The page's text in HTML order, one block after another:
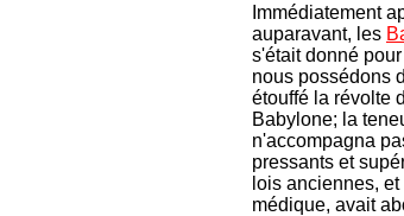
Immédiatement
auparavant, les
s'était donné
nous possédons
étouffé la révolte
Babylone; la
n'accompagna
pressants et
lois anciennes,
médique, avait